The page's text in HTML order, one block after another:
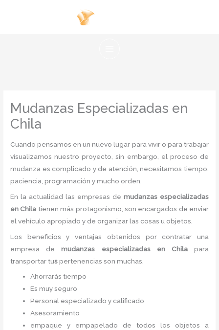
Mudanzas Especializadas en
Chila
Cuando pensamos en un nuevo lugar para vivir o para trabajar
visualizamos nuestro proyecto, sin embargo, el proceso de
mudanza es complicado y de atención, necesitamos tiempo,
paciencia, programación y mucho orden.
En la actualidad las empresas de mudanzas especializadas
en Chila tienen más protagonismo, son encargados de enviar
el vehículo apropiado y de organizar las cosas u objetos.
Los beneficios y ventajas obtenidos por contratar una
empresa demudanzas especializadasen Chila para
transportar tuspertenencias son muchas.
Ahorrarás tiempo
Es muy seguro
Personal especializado y calificado
Asesoramiento
empaque y empapelado de todos los objetos a